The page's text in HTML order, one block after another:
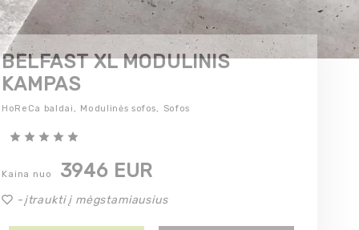
BELFAST XL MODULINIS
KAMPAS
HoReCa baldai, Modulinės sofos, Sofos
Kaina nuo 3946 EUR
-įtraukti į mėgstamiausius